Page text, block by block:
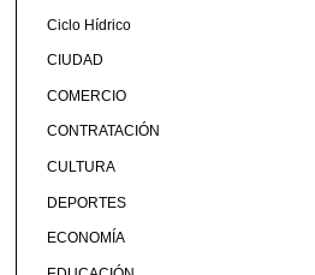
Ciclo Hídrico
CIUDAD
COMERCIO
CONTRATACIÓN
CULTURA
DEPORTES
ECONOMÍA